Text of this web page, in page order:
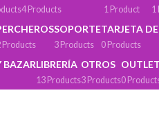
4 Products 1 Product 1
Products
SOPORTE
3 Products
TARJETA
0 Products
BAZARLIBRERÍA
13 Products
OTROS
3 Products
OUTLET
0